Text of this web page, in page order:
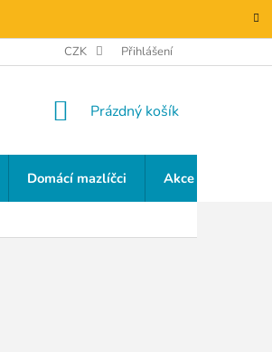
CZK Přihlášení
NÁKUPNÍ
Prázdný košík
Domácí mazlíčci Akce a slevy